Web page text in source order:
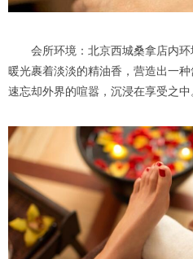
会所环境：北京西城桑拿店内环
暖光裹着淡淡的精油香，营造出一
速忘却外界的喧嚣，沉浸在享受之中